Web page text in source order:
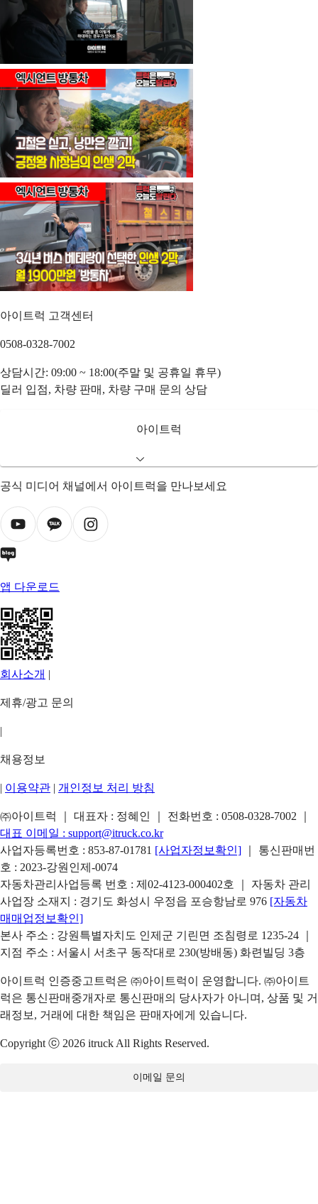
아이트럭 고객센터
0508-0328-7002
상담시간: 09:00 ~ 18:00(주말 및 공휴일 휴무)
딜러 입점, 차량 판매, 차량 구매 문의 상담
아이트럭
공식 미디어 채널에서 아이트럭을 만나보세요
앱 다운로드
회사소개 |
제휴/광고 문의
|
채용정보
| 이용약관 | 개인정보 처리 방침
㈜아이트럭 ｜ 대표자 : 정혜인 ｜ 전화번호 : 0508-0328-7002
대표 이메일 : support@itruck.co.kr
사업자등록번호 : 853-87-01781 [사업자정보확인]
｜ 통신판매번
호 : 2023-강원인제-0074
자동차관리사업등록 번호 : 제02-4123-000402호 ｜ 자동차 관리
사업장 소재지 : 경기도 화성시 우정읍 포승항남로 976 [자동차
매매업정보확인]
본사 주소 : 강원특별자치도 인제군 기린면 조침령로 1235-24 ｜
지점 주소 : 서울시 서초구 동작대로 230(방배동) 화련빌딩 3층
아이트럭 인증중고트럭은 ㈜아이트럭이 운영합니다. ㈜아이트
럭은 통신판매중개자로 통신판매의 당사자가 아니며, 상품 및 거
래정보, 거래에 대한 책임은 판매자에게 있습니다.
Copyright ⓒ 2026 itruck All Rights Reserved.
이메일 문의